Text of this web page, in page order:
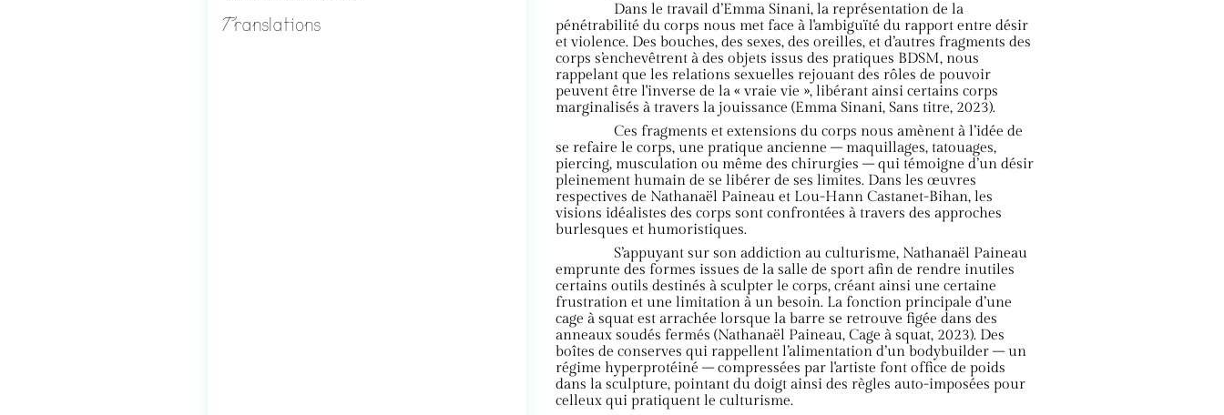
Translations
Dans le travail d’Emma Sinani, la représentation de la
pénétrabilité du corps nous met face à l'ambiguïté du rapport entre désir
et violence. Des bouches, des sexes, des oreilles, et d’autres fragments des
corps s’enchevêtrent à des objets issus des pratiques BDSM, nous
rappelant que les relations sexuelles rejouant des rôles de pouvoir
peuvent être l'inverse de la « vraie vie », libérant ainsi certains corps
marginalisés à travers la jouissance (Emma Sinani, Sans titre, 2023).
Ces fragments et extensions du corps nous amènent à l’idée de
se refaire le corps, une pratique ancienne – maquillages, tatouages,
piercing, musculation ou même des chirurgies – qui témoigne d’un désir
pleinement humain de se libérer de ses limites. Dans les œuvres
respectives de Nathanaël Paineau et Lou-Hann Castanet-Bihan, les
visions idéalistes des corps sont confrontées à travers des approches
burlesques et humoristiques.
S’appuyant sur son addiction au culturisme, Nathanaël Paineau
emprunte des formes issues de la salle de sport afin de rendre inutiles
certains outils destinés à sculpter le corps, créant ainsi une certaine
frustration et une limitation à un besoin. La fonction principale d’une
cage à squat est arrachée lorsque la barre se retrouve figée dans des
anneaux soudés fermés (Nathanaël Paineau, Cage à squat, 2023). Des
boîtes de conserves qui rappellent l’alimentation d’un bodybuilder – un
régime hyperprotéiné – compressées par l'artiste font office de poids
dans la sculpture, pointant du doigt ainsi des règles auto-imposées pour
celleux qui pratiquent le culturisme.